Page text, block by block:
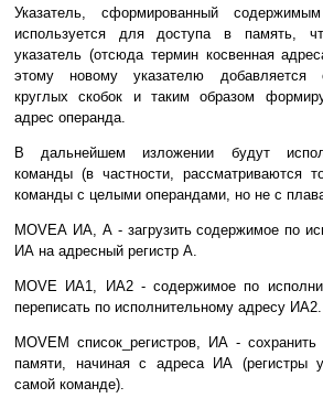
Указатель, сформированный
используется для доступа в память,
указатель (отсюда термин косвенная
этому новому указателю добавляется
круглых скобок и таким образом
адрес операнда.
В дальнейшем изложении будут
команды (в частности, рассматриваются
команды с целыми операндами, но не с
MOVEA ИА, А - загрузить содержимое по
ИА на адресный регистр А.
MOVE ИА1, ИА2 - содержимое по
переписать по исполнительному адресу ИА2.
MOVEM список_регистров, ИА -
памяти, начиная с адреса ИА (регистры
самой команде).